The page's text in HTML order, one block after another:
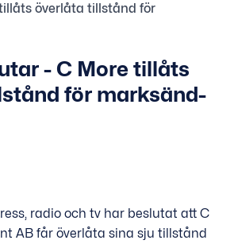
överlåta tillstånd för
- C More tillåts
för marksänd-
radio och tv har beslutat att C
AB får överlåta sina sju tillstånd